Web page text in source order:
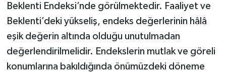
Beklenti Endeksi’nde görülmektedir. Faaliyet ve
Beklenti’deki yükseliş, endeks değerlerinin hâlâ
eşik değerin altında olduğu unutulmadan
değerlendirilmelidir. Endekslerin mutlak ve göreli
konumlarına bakıldığında önümüzdeki döneme